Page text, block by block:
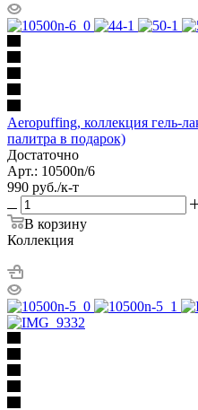
Aeropuffing, коллекция гель-
палитра в подарок)
Достаточно
Арт.: 10500n/6
990 руб./к-т
В корзину
Коллекция